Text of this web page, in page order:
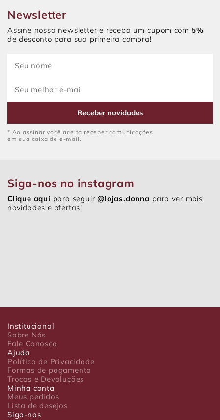
Newsletter
Assine nossa newsletter e receba um cupom com 5%
de desconto para sua primeira compra!
Receber novidades
* Ao assinar você aceita receber comunicações
em sua caixa de e-mail.
Siga-nos no instagram
Clique aqui para seguir@lojas.donna para ver mais
novidades e ofertas!
Institucional
Sobre Nós
Fale Conosco
Ajuda
Política de Privacidade
Formas de pagamento
Trocas e Devoluções
Minha conta
Meus pedidos
Lista de desejos
Siga-nos